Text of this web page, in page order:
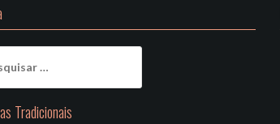
Tradicionais